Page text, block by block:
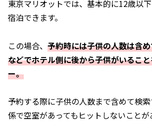
東京マリオットでは、基本的に12歳以
宿泊できます。
この場合、 予約時には子供の人数は含
などでホテル側に後から子供がいるこ
ー。
予約する際に子供の人数まで含めて検
係で空室があってもヒットしないことが